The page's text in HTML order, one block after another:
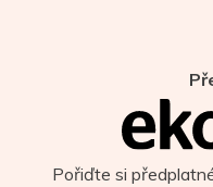
Pořiďte si